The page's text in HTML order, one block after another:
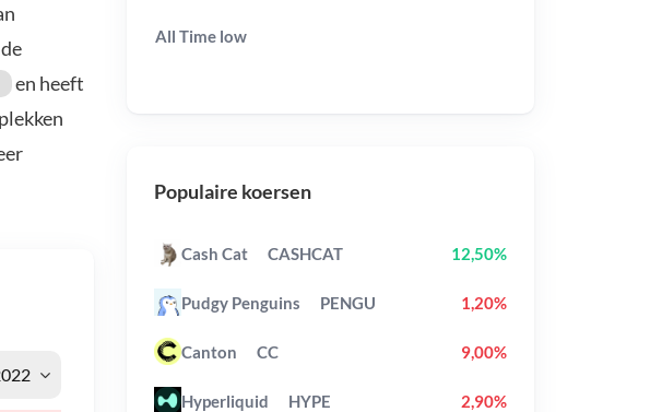
en heeft
All Time low
Populaire koersen
Cash Cat CASHCAT 12,50%
Pudgy Penguins PENGU 1,20%
Canton CC 9,00%
Hyperliquid HYPE 2,90%